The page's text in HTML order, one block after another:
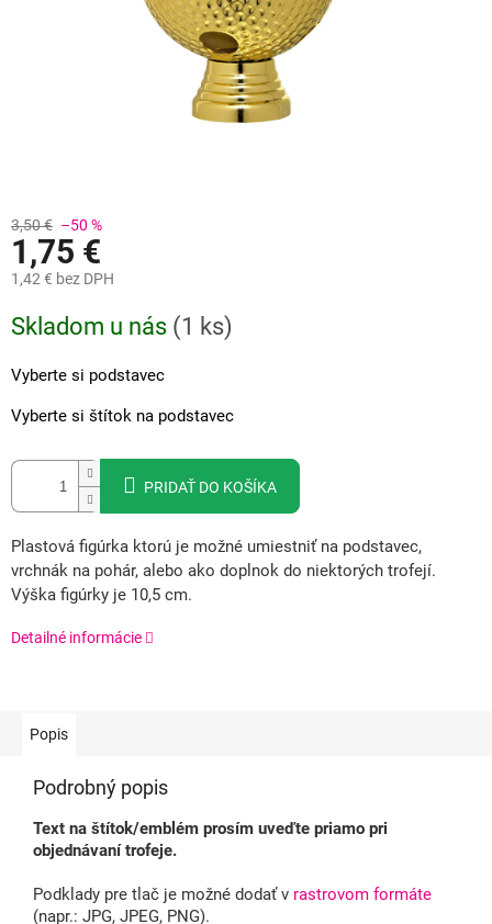
3,50 € –50 %
1,75 €
1,42 € bez DPH
cena:
Skladom u nás (1 ks)
Vyberte si podstavec
Vyberte si štítok na podstavec
PRIDAŤ DO KOŠÍKA
Plastová figúrka ktorú je možné umiestniť na podstavec,
vrchnák na pohár, alebo ako doplnok do niektorých trofejí.
Výška figúrky je 10,5 cm.
Detailné informácie
Popis
Podrobný popis
Text na štítok/emblém prosím uveďte priamo pri
objednávaní trofeje.
Podklady pre tlač je možné dodať v rastrovom formáte
(napr.: JPG, JPEG, PNG).